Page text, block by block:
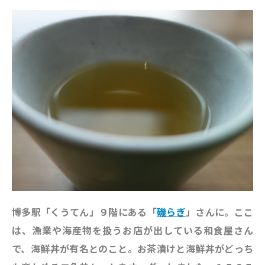
博多駅「くうてん」９階にある「磯らぎ」さんに。ここ
は、漁業や海産物を扱うお店が出している和食屋さん
で、海鮮丼が有名とのこと。お茶漬けと海鮮丼がどっち